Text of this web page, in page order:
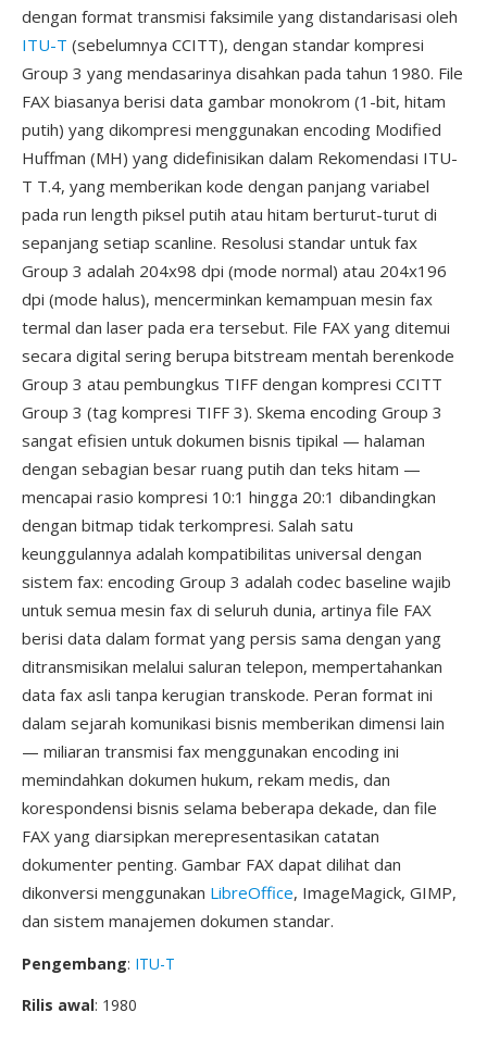
dengan format transmisi faksimile yang distandarisasi oleh
ITU-T (sebelumnya CCITT), dengan standar kompresi
Group 3 yang mendasarinya disahkan pada tahun 1980. File
FAX biasanya berisi data gambar monokrom (1-bit, hitam
putih) yang dikompresi menggunakan encoding Modified
Huffman (MH) yang didefinisikan dalam Rekomendasi ITU-
T T.4, yang memberikan kode dengan panjang variabel
pada run length piksel putih atau hitam berturut-turut di
sepanjang setiap scanline. Resolusi standar untuk fax
Group 3 adalah 204x98 dpi (mode normal) atau 204x196
dpi (mode halus), mencerminkan kemampuan mesin fax
termal dan laser pada era tersebut. File FAX yang ditemui
secara digital sering berupa bitstream mentah berenkode
Group 3 atau pembungkus TIFF dengan kompresi CCITT
Group 3 (tag kompresi TIFF 3). Skema encoding Group 3
sangat efisien untuk dokumen bisnis tipikal — halaman
dengan sebagian besar ruang putih dan teks hitam —
mencapai rasio kompresi 10:1 hingga 20:1 dibandingkan
dengan bitmap tidak terkompresi. Salah satu
keunggulannya adalah kompatibilitas universal dengan
sistem fax: encoding Group 3 adalah codec baseline wajib
untuk semua mesin fax di seluruh dunia, artinya file FAX
berisi data dalam format yang persis sama dengan yang
ditransmisikan melalui saluran telepon, mempertahankan
data fax asli tanpa kerugian transkode. Peran format ini
dalam sejarah komunikasi bisnis memberikan dimensi lain
— miliaran transmisi fax menggunakan encoding ini
memindahkan dokumen hukum, rekam medis, dan
korespondensi bisnis selama beberapa dekade, dan file
FAX yang diarsipkan merepresentasikan catatan
dokumenter penting. Gambar FAX dapat dilihat dan
dikonversi menggunakan LibreOffice, ImageMagick, GIMP,
dan sistem manajemen dokumen standar.
Pengembang: ITU-T
Rilis awal: 1980